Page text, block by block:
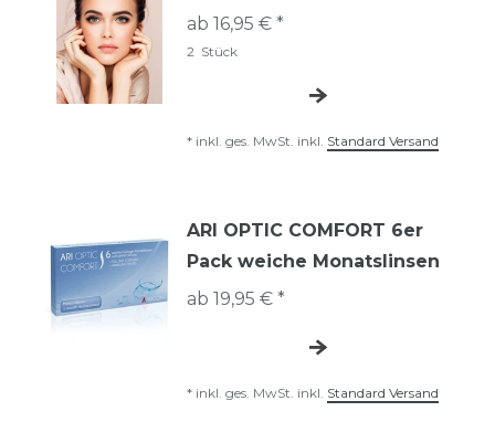
ab 16,95 € *
2 Stück
* inkl. ges. MwSt. inkl. Standard Versand
ARI OPTIC COMFORT 6er
Pack weiche Monatslinsen
ab 19,95 € *
* inkl. ges. MwSt. inkl. Standard Versand